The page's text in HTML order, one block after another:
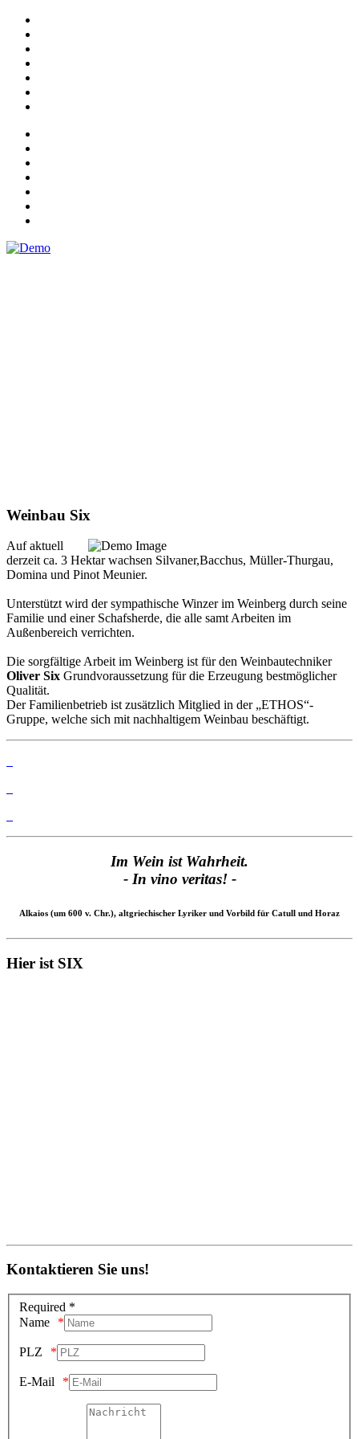
Weinbau Six
Auf aktuell
derzeit ca. 3 Hektar wachsen Silvaner,Bacchus, Müller-Thurgau,
Domina und Pinot Meunier.
Unterstützt wird der sympathische Winzer im Weinberg durch seine
Familie und einer Schafsherde, die alle samt Arbeiten im
Außenbereich verrichten.
Die sorgfältige Arbeit im Weinberg ist für den Weinbautechniker
Oliver Six Grundvoraussetzung für die Erzeugung bestmöglicher
Qualität.
Der Familienbetrieb ist zusätzlich Mitglied in der „ETHOS“-
Gruppe, welche sich mit nachhaltigem Weinbau beschäftigt.
Im Wein ist Wahrheit.
- In vino veritas! -
Alkaios (um 600 v. Chr.), altgriechischer Lyriker und Vorbild für Catull und Horaz
Hier ist SIX
Kontaktieren Sie uns!
Required *
Name
PLZ
E-Mail